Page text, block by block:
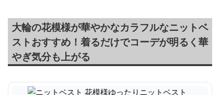
大輪の花模様が華やかなカラフルなニットベ
ストおすすめ！着るだけでコーデが明るく華
やぎ気分も上がる